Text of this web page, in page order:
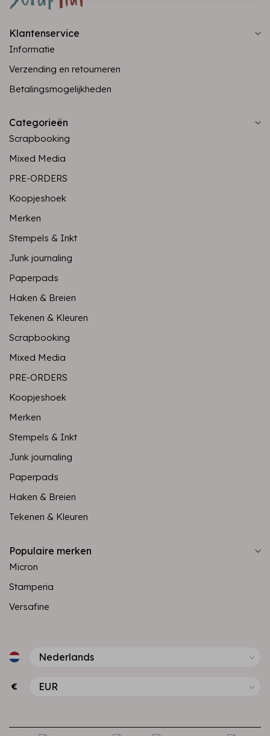
Klantenservice
Informatie
Verzending en retourneren
Betalingsmogelijkheden
Categorieën
Scrapbooking
Mixed Media
PRE-ORDERS
Koopjeshoek
Merken
Stempels & Inkt
Junk journaling
Paperpads
Haken & Breien
Tekenen & Kleuren
Scrapbooking
Mixed Media
PRE-ORDERS
Koopjeshoek
Merken
Stempels & Inkt
Junk journaling
Paperpads
Haken & Breien
Tekenen & Kleuren
Populaire merken
Micron
Stamperia
Versafine
€